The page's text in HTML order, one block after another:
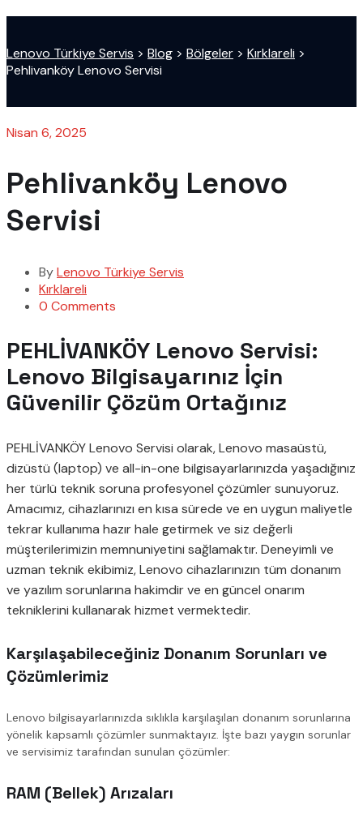
Lenovo Türkiye Servis > Blog > Bölgeler > Kırklareli >
Pehlivanköy Lenovo Servisi
Nisan 6, 2025
Pehlivanköy Lenovo
Servisi
ByLenovo Türkiye Servis
Kırklareli
0 Comments
PEHLİVANKÖY Lenovo Servisi:
Lenovo Bilgisayarınız İçin
Güvenilir Çözüm Ortağınız
PEHLİVANKÖY Lenovo Servisi olarak, Lenovo masaüstü,
dizüstü (laptop) ve all-in-one bilgisayarlarınızda yaşadığınız
her türlü teknik soruna profesyonel çözümler sunuyoruz.
Amacımız, cihazlarınızı en kısa sürede ve en uygun maliyetle
tekrar kullanıma hazır hale getirmek ve siz değerli
müşterilerimizin memnuniyetini sağlamaktır. Deneyimli ve
uzman teknik ekibimiz, Lenovo cihazlarınızın tüm donanım
ve yazılım sorunlarına hakimdir ve en güncel onarım
tekniklerini kullanarak hizmet vermektedir.
Karşılaşabileceğiniz Donanım Sorunları ve
Çözümlerimiz
Lenovo bilgisayarlarınızda sıklıkla karşılaşılan donanım sorunlarına
yönelik kapsamlı çözümler sunmaktayız. İşte bazı yaygın sorunlar
ve servisimiz tarafından sunulan çözümler:
RAM (Bellek) Arızaları